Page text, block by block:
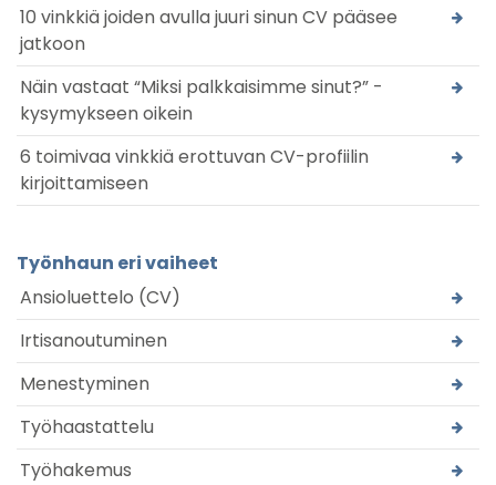
10 vinkkiä joiden avulla juuri sinun CV pääsee
jatkoon
Näin vastaat “Miksi palkkaisimme sinut?” -
kysymykseen oikein
6 toimivaa vinkkiä erottuvan CV-profiilin
kirjoittamiseen
Työnhaun eri vaiheet
Ansioluettelo (CV)
Irtisanoutuminen
Menestyminen
Työhaastattelu
Työhakemus